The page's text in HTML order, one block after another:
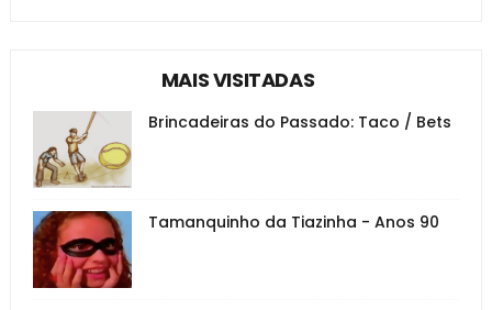
MAIS VISITADAS
Brincadeiras do Passado: Taco / Bets
Tamanquinho da Tiazinha - Anos 90